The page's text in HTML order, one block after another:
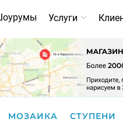
Услуги
МОЗАИКА СТУПЕНИ